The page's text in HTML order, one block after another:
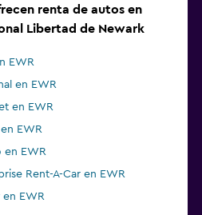
renta de autos en
Libertad de Newark
EWR
en EWR
en EWR
EWR
en EWR
Rent-A-Car en EWR
EWR